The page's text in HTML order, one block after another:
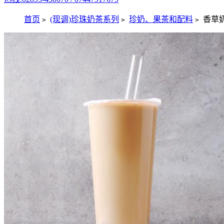
首页 > (现调)珍珠奶茶系列 > 珍奶、果茶和配料 > 香草